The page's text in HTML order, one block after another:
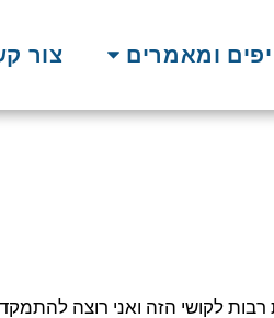
ומאמרים צור
לקושי הזה ואני רוצה